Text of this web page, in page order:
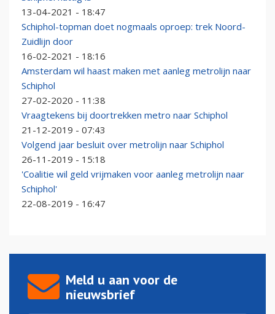
13-04-2021 - 18:47
Schiphol-topman doet nogmaals oproep: trek Noord-
Zuidlijn door
16-02-2021 - 18:16
Amsterdam wil haast maken met aanleg metrolijn naar
Schiphol
27-02-2020 - 11:38
Vraagtekens bij doortrekken metro naar Schiphol
21-12-2019 - 07:43
Volgend jaar besluit over metrolijn naar Schiphol
26-11-2019 - 15:18
'Coalitie wil geld vrijmaken voor aanleg metrolijn naar
Schiphol'
22-08-2019 - 16:47
Meld u aan voor de
nieuwsbrief